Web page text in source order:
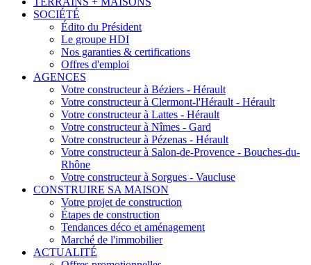
SOCIÉTÉ
Édito du Président
Le groupe HDI
Nos garanties & certifications
Offres d'emploi
AGENCES
Votre constructeur à Béziers - Hérault
Votre constructeur à Clermont-l'Hérault - Hérault
Votre constructeur à Lattes - Hérault
Votre constructeur à Nîmes - Gard
Votre constructeur à Pézenas - Hérault
Votre constructeur à Salon-de-Provence - Bouches-du-
Rhône
Votre constructeur à Sorgues - Vaucluse
CONSTRUIRE SA MAISON
Votre projet de construction
Étapes de construction
Tendances déco et aménagement
Marché de l'immobilier
ACTUALITÉ